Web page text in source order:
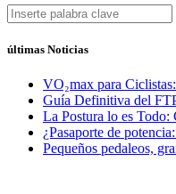
últimas Noticias
VO₂max para
Guía Definitiva del
La Postura lo es
¿Pasaporte de
Pequeños pedaleos,